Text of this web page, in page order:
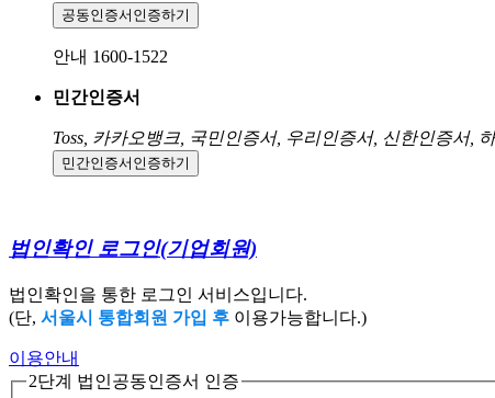
공동인증서 인증하기
안내 1600-1522
민간인증서
Toss, 카카오뱅크, 국민인증서, 우리인증서, 신한인증서,
민간인증서 인증하기
법인확인 로그인(기업회원)
법인확인을 통한 로그인 서비스입니다.
(단, 서울시 통합회원 가입 후 이용가능합니다.)
이용안내
2단계 법인공동인증서 인증